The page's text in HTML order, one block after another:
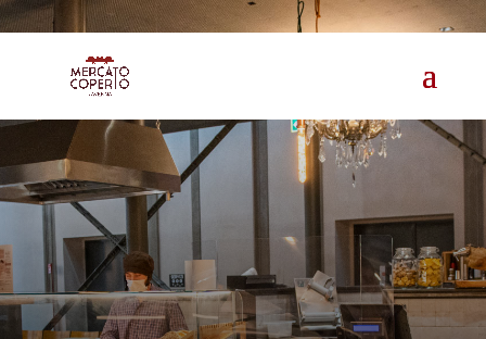
mani sapienti dei nostri artigiani
eccellenze del territorio
laboratori
del gusto